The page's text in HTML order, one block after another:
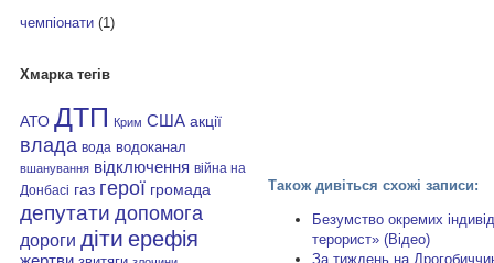
чемпіонати(1)
Хмарка тегів
АТО ДТП Крим США акції
влада вода водоканал
вшанування відключення війна на
Донбасі газ герої громада
депутати допомога
дороги діти ерефія
Також дивіться схожі записи:
Безумство окремих
терорист» (Відео)
За тиждень на